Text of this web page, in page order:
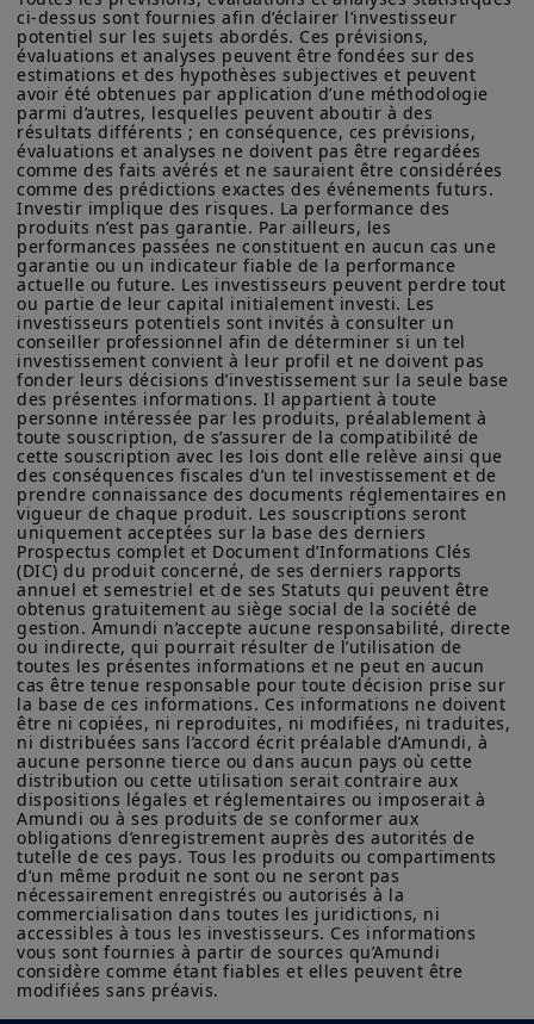
reconnus commeune composante
essentielle d'une stratégie
d'investissement globale,qui
complètent les actions cotées en
bourse et les obligations afin d’en
améliorer les résultats à long terme.
En incluant pleinement le private
equity, la dette privée ou encore
l’infrastructure dans leurs allocations
stratégiques d’actifs,les
investisseurs constituent des
portefeuilles plus solides, mieux
équipés pour faire face à
l'incertitude et à la volatilité
croissantedes marchés et
poursuivre leurs objectifs financiers
à long terme.
En savoir plus
Lire l'article pour voir comment les
marchés privés renforcent la
résilience des portefeuilles
Découvrez notre
sur Amundi, ses affiliés et leurs produits autorisés à la
commercialisation en France. Aucune information contenue sur
ce site ne constitue une offre d’achat ou de vente d’un
instrument financier, ni un conseil en investissement de la part
d’Amundi Asset Management ou de ses sociétés affiliées.
Amundi Asset Management vous informe que les informations
sur les produits figurant sur ce site ne sont données qu’à titre
indicatif et constituent une présentation générale de nos
produits et services. Ces informations ne sont pas exhaustives,
peuvent évoluer dans le temps et être mises à jour par Amundi
Asset Management, sans préavis et à tout moment.
Votre accès à ce site est soumis au respect de la
réglementation française en vigueur et aux «Mentions légales /
Conditions générales d’accès au site».
En choisissant d’accéder à notre site, vous reconnaissez avoir
pris connaissance de ces Conditions et les avoir acceptées.
Nous vous conseillons, dans votre intérêt, de les lire
attentivement.
ci-dessus sont fournies afin d’éclairer l’investisseur
potentiel sur les sujets abordés. Ces prévisions,
évaluations et analyses peuvent être fondées sur des
estimations et des hypothèses subjectives et peuvent
avoir été obtenues par application d’une méthodologie
parmi d’autres, lesquelles peuvent aboutir à des
résultats différents ; en conséquence, ces prévisions,
évaluations et analyses ne doivent pas être regardées
comme des faits avérés et ne sauraient être considérées
comme des prédictions exactes des événements futurs.
Investir implique des risques. La performance des
produits n’est pas garantie. Par ailleurs, les
performances passées ne constituent en aucun cas une
garantie ou un indicateur fiable de la performance
actuelle ou future. Les investisseurs peuvent perdre tout
ou partie de leur capital initialement investi. Les
investisseurs potentiels sont invités à consulter un
conseiller professionnel afin de déterminer si un tel
investissement convient à leur profil et ne doivent pas
fonder leurs décisions d’investissement sur la seule base
des présentes informations. Il appartient à toute
personne intéressée par les produits, préalablement à
toute souscription, de s’assurer de la compatibilité de
cette souscription avec les lois dont elle relève ainsi que
des conséquences fiscales d’un tel investissement et de
prendre connaissance des documents réglementaires en
vigueur de chaque produit. Les souscriptions seront
uniquement acceptées sur la base des derniers
Prospectus complet et Document d’Informations Clés
(DIC) du produit concerné, de ses derniers rapports
annuel et semestriel et de ses Statuts qui peuvent être
obtenus gratuitement au siège social de la société de
gestion. Amundi n’accepte aucune responsabilité, directe
ou indirecte, qui pourrait résulter de l’utilisation de
toutes les présentes informations et ne peut en aucun
cas être tenue responsable pour toute décision prise sur
la base de ces informations. Ces informations ne doivent
être ni copiées, ni reproduites, ni modifiées, ni traduites,
ni distribuées sans l’accord écrit préalable d’Amundi, à
aucune personne tierce ou dans aucun pays où cette
distribution ou cette utilisation serait contraire aux
dispositions légales et réglementaires ou imposerait à
Amundi ou à ses produits de se conformer aux
obligations d’enregistrement auprès des autorités de
tutelle de ces pays. Tous les produits ou compartiments
d’un même produit ne sont ou ne seront pas
nécessairement enregistrés ou autorisés à la
commercialisation dans toutes les juridictions, ni
accessibles à tous les investisseurs. Ces informations
vous sont fournies à partir de sources qu’Amundi
considère comme étant fiables et elles peuvent être
modifiées sans préavis.